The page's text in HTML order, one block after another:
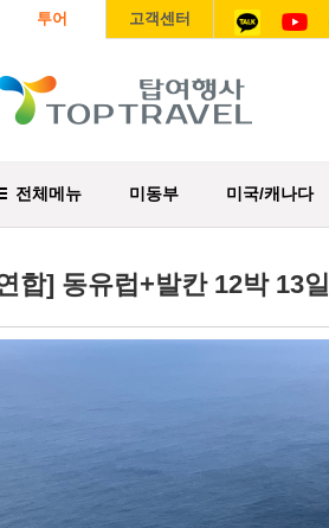
투어 고객센터
전체메뉴 미동부 미국/캐나다
합] 동유럽+발칸 12박 13일